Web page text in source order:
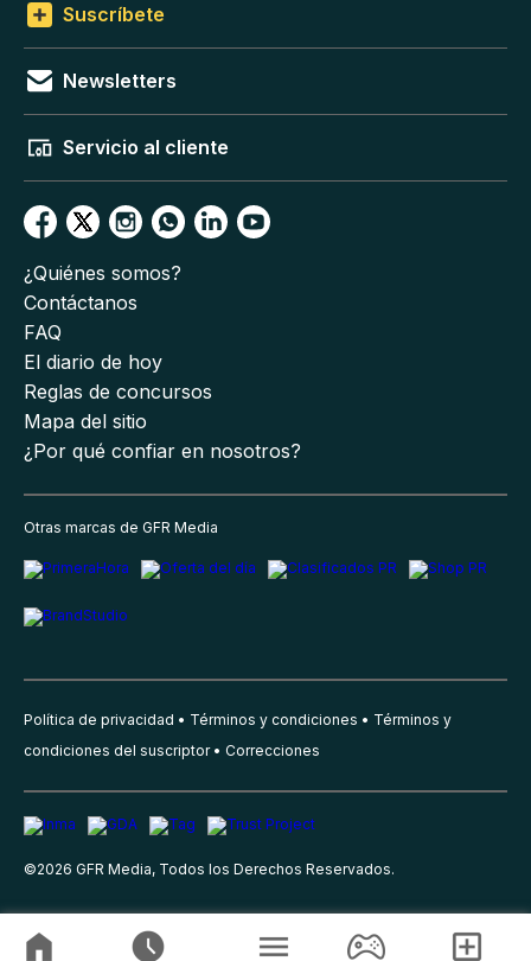
Suscríbete
Newsletters
Servicio al cliente
¿Quiénes somos?
Contáctanos
FAQ
El diario de hoy
Reglas de concursos
Mapa del sitio
¿Por qué confiar en nosotros?
Otras marcas de GFR Media
Política de privacidad Términos y condiciones
Términos y
condiciones del suscriptor
Correcciones
©2026 GFR Media, Todos los Derechos Reservados.